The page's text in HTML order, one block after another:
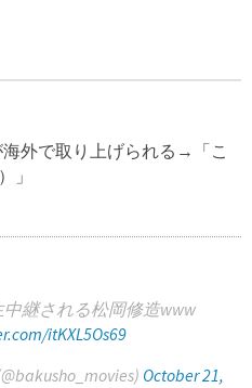
外で取り上げられる→「こ
」
継される松岡修造www
itKXL5Os69
October 21,